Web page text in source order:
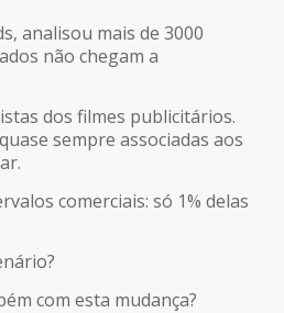
analisou mais de 3000
não chegam a
dos filmes publicitários.
sempre associadas aos
comerciais: só 1% delas
com esta mudança?